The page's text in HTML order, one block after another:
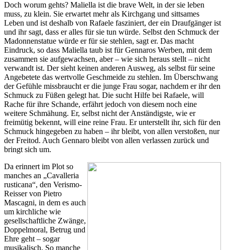
Doch worum gehts? Maliella ist die brave Welt, in der sie leben
muss, zu klein. Sie erwartet mehr als Kirchgang und sittsames
Leben und ist deshalb von Rafaele fasziniert, der ein Draufgänger ist
und ihr sagt, dass er alles für sie tun würde. Selbst den Schmuck der
Madonnenstatue würde er für sie stehlen, sagt er. Das macht
Eindruck, so dass Maliella taub ist für Gennaros Werben, mit dem
zusammen sie aufgewachsen, aber – wie sich heraus stellt – nicht
verwandt ist. Der sieht keinen anderen Ausweg, als selbst für seine
Angebetete das wertvolle Geschmeide zu stehlen. Im Überschwang
der Gefühle missbraucht er die junge Frau sogar, nachdem er ihr den
Schmuck zu Füßen gelegt hat. Die sucht Hilfe bei Rafaele, will
Rache für ihre Schande, erfährt jedoch von diesem noch eine
weitere Schmähung. Er, selbst nicht der Anständigste, wie er
freimütig bekennt, will eine reine Frau. Er unterstellt ihr, sich für den
Schmuck hingegeben zu haben – ihr bleibt, von allen verstoßen, nur
der Freitod. Auch Gennaro bleibt von allen verlassen zurück und
bringt sich um.
Da erinnert im Plot so
manches an „Cavalleria
rusticana“, den Verismo-
Reisser von Pietro
Mascagni, in dem es auch
um kirchliche wie
gesellschaftliche Zwänge,
Doppelmoral, Betrug und
Ehre geht – sogar
musikalisch. So manche